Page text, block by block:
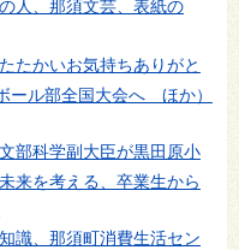
人、那須文芸、表紙の
たかいお気持ちありがと
ール部全国大会へ ほか）
部科学副大臣が黒田原小
来を考える、卒業生から
識、那須町消費生活セン